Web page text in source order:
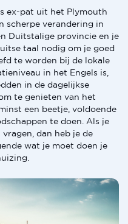
ex-pat uit het Plymouth
scherpe verandering in
Duitstalige provincie en je
taal nodig om je goed
te worden bij de lokale
in het Engels is,
in de dagelijkse
te genieten van het
een beetje, voldoende
te doen. Als je
dan heb je de
wat je moet doen je